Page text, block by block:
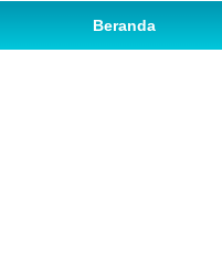
Beranda